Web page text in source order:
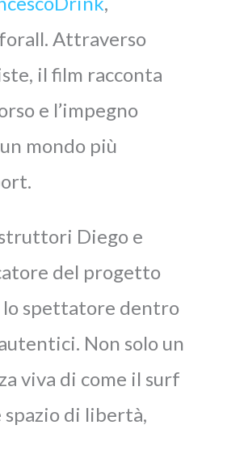
Attraverso
il film racconta
e l’impegno
mondo più
Diego e
del progetto
lo spettatore dentro
Non solo un
viva di come il surf
di libertà,